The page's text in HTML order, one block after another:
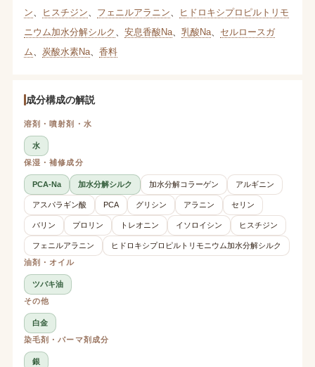
ン
ヒスチジン フェニルアラニン
ヒドロキシプロピルトリモ
ニウム加水分解シルク
安息香酸Na、 乳酸Na、 セルロースガ
ム
炭酸水素Na、 香料
成分構成の解説
溶剤・噴射剤・水
水
保湿・補修成分
PCA-Na 加水分解シルク 加水分解コラーゲン アルギニン
アスパラギン酸 PCA グリシン アラニン セリン
バリン プロリン トレオニン イソロイシン ヒスチジン
フェニルアラニン
ヒドロキシプロピルトリモニウム加水分解シルク
油剤・オイル
ツバキ油
その他
白金
染毛剤・パーマ剤成分
銀